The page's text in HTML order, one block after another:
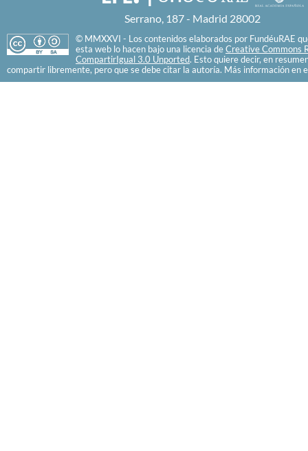
Serrano, 187 - Madrid 28002
© MMXXVI - Los contenidos elaborados por FundéuRAE
esta web lo hacen bajo una licencia de Creative Commons
CompartirIgual 3.0 Unported. Esto quiere decir, en
compartir libremente, pero que se debe citar la autoría. Más información en